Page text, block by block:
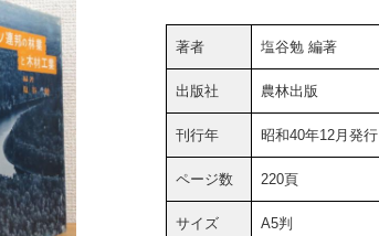
著者 塩谷勉 編著
出版社 農林出版
刊行年 昭和40年12月発行
ページ数 220頁
サイズ A5判